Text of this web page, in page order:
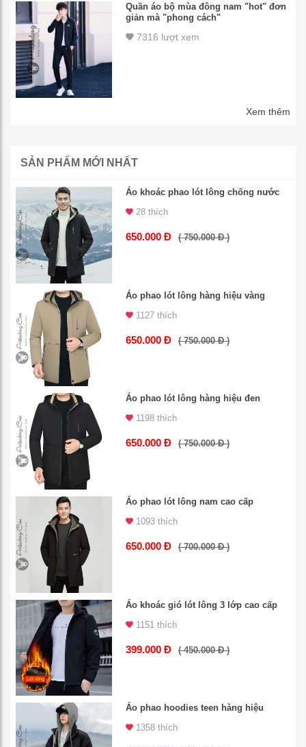
Quần áo bộ mùa đông nam "hot" đơn
giản mà "phong cách"
7316 lượt xem
Xem thêm
SẢN PHẨM MỚI NHẤT
Áo khoác phao lót lông chống nước
28 thích
650.000 Đ ( 750.000 Đ )
Áo phao lót lông hàng hiệu vàng
1127 thích
650.000 Đ ( 750.000 Đ )
Áo phao lót lông hàng hiệu đen
1198 thích
650.000 Đ ( 750.000 Đ )
Áo phao lót lông nam cao cấp
1093 thích
650.000 Đ ( 700.000 Đ )
Áo khoác gió lót lông 3 lớp cao cấp
1151 thích
399.000 Đ ( 450.000 Đ )
Áo phao hoodies teen hàng hiệu
1358 thích